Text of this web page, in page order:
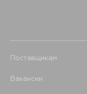
Поставщикам
Вакансии